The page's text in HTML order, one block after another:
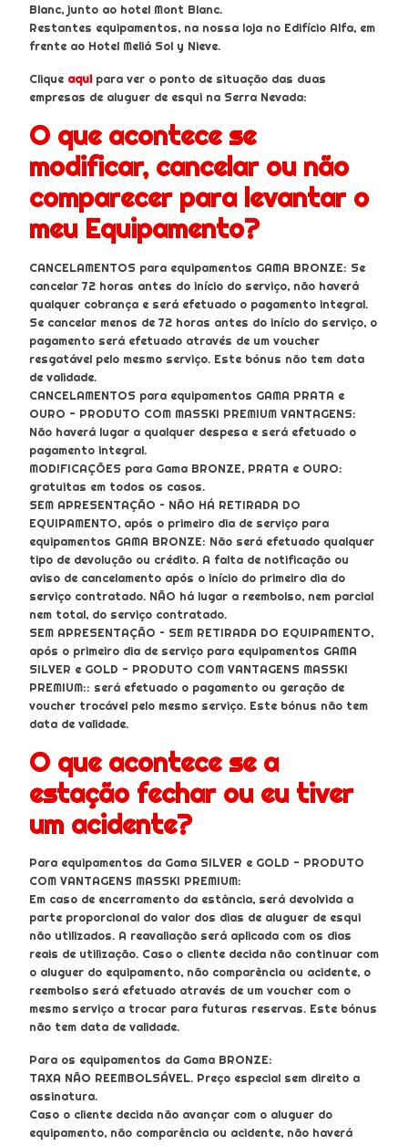
Blanc, junto ao hotel Mont Blanc.
Restantes equipamentos, na nossa loja no Edifício Alfa, em
frente ao Hotel Meliá Sol y Nieve.
Clique aquipara ver o ponto de situação das duas
empresas de aluguer de esqui na Serra Nevada:
O que acontece se
modificar, cancelar ou não
comparecer para levantar o
meu Equipamento?
CANCELAMENTOS para equipamentos GAMA BRONZE: Se
cancelar 72 horas antes do início do serviço, não haverá
qualquer cobrança e será efetuado o pagamento integral.
Se cancelar menos de 72 horas antes do início do serviço, o
pagamento será efetuado através de um voucher
resgatável pelo mesmo serviço. Este bónus não tem data
de validade.
CANCELAMENTOS para equipamentos GAMA PRATA e
OURO - PRODUTO COM MASSKI PREMIUM VANTAGENS:
Não haverá lugar a qualquer despesa e será efetuado o
pagamento integral.
MODIFICAÇÕES para Gama BRONZE, PRATA e OURO:
gratuitas em todos os casos.
SEM APRESENTAÇÃO – NÃO HÁ RETIRADA DO
EQUIPAMENTO, após o primeiro dia de serviço para
equipamentos GAMA BRONZE: Não será efetuado qualquer
tipo de devolução ou crédito. A falta de notificação ou
aviso de cancelamento após o início do primeiro dia do
serviço contratado. NÃO há lugar a reembolso, nem parcial
nem total, do serviço contratado.
SEM APRESENTAÇÃO – SEM RETIRADA DO EQUIPAMENTO,
após o primeiro dia de serviço para equipamentos GAMA
SILVER e GOLD - PRODUTO COM VANTAGENS MASSKI
PREMIUM:: será efetuado o pagamento ou geração de
voucher trocável pelo mesmo serviço. Este bónus não tem
data de validade.
O que acontece se a
estação fechar ou eu tiver
um acidente?
Para equipamentos da Gama SILVER e GOLD - PRODUTO
COM VANTAGENS MASSKI PREMIUM:
Em caso de encerramento da estância, será devolvida a
parte proporcional do valor dos dias de aluguer de esqui
não utilizados. A reavaliação será aplicada com os dias
reais de utilização. Caso o cliente decida não continuar com
o aluguer do equipamento, não comparência ou acidente, o
reembolso será efetuado através de um voucher com o
mesmo serviço a trocar para futuras reservas. Este bónus
não tem data de validade.
Para os equipamentos da Gama BRONZE:
TAXA NÃO REEMBOLSÁVEL. Preço especial sem direito a
assinatura.
Caso o cliente decida não avançar com o aluguer do
equipamento, não comparência ou acidente, não haverá